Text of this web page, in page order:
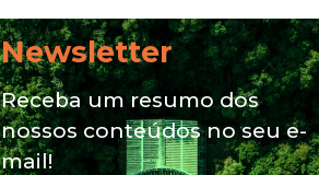
4
Alimentação natural e mix
feeding: conheça essas
opções para nutrição do seu
pet
Newsletter
Receba um resumo dos
nossos conteúdos no seu e-
mail!